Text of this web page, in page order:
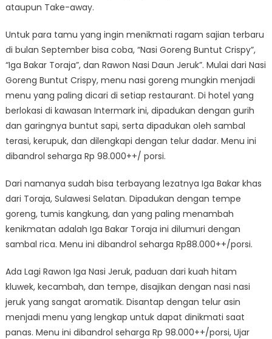
ataupun Take-away.
Untuk para tamu yang ingin menikmati ragam sajian terbaru
di bulan September bisa coba, “Nasi Goreng Buntut Crispy”,
“Iga Bakar Toraja”, dan Rawon Nasi Daun Jeruk”. Mulai dari Nasi
Goreng Buntut Crispy, menu nasi goreng mungkin menjadi
menu yang paling dicari di setiap restaurant. Di hotel yang
berlokasi di kawasan Intermark ini, dipadukan dengan gurih
dan garingnya buntut sapi, serta dipadukan oleh sambal
terasi, kerupuk, dan dilengkapi dengan telur dadar. Menu ini
dibandrol seharga Rp 98.000++/ porsi.
Dari namanya sudah bisa terbayang lezatnya Iga Bakar khas
dari Toraja, Sulawesi Selatan. Dipadukan dengan tempe
goreng, tumis kangkung, dan yang paling menambah
kenikmatan adalah Iga Bakar Toraja ini dilumuri dengan
sambal rica. Menu ini dibandrol seharga Rp88.000++/porsi.
Ada Lagi Rawon Iga Nasi Jeruk, paduan dari kuah hitam
kluwek, kecambah, dan tempe, disajikan dengan nasi nasi
jeruk yang sangat aromatik. Disantap dengan telur asin
menjadi menu yang lengkap untuk dapat dinikmati saat
panas. Menu ini dibandrol seharga Rp 98.000++/porsi, Ujar